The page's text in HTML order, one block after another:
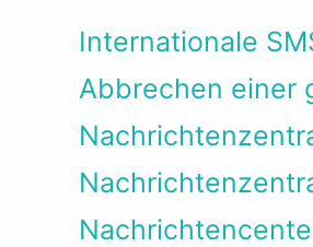
Internationale
Abbrechen einer